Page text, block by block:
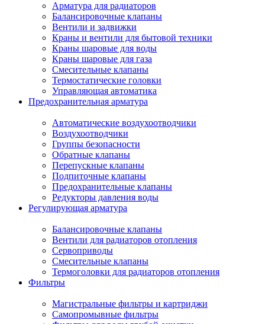
Арматура для радиаторов
Балансировочные клапаны
Вентили и задвижки
Краны и вентили для бытовой техники
Краны шаровые для воды
Краны шаровые для газа
Смесительные клапаны
Термостатические головки
Управляющая автоматика
Предохранительная арматура
Автоматические воздухоотводчики
Воздухоотводчики
Группы безопасности
Обратные клапаны
Перепускные клапаны
Подпиточные клапаны
Предохранительные клапаны
Редукторы давления воды
Регулирующая арматура
Балансировочные клапаны
Вентили для радиаторов отопления
Сервоприводы
Смесительные клапаны
Термоголовки для радиаторов отопления
Фильтры
Магистральные фильтры и картриджи
Самопромывные фильтры